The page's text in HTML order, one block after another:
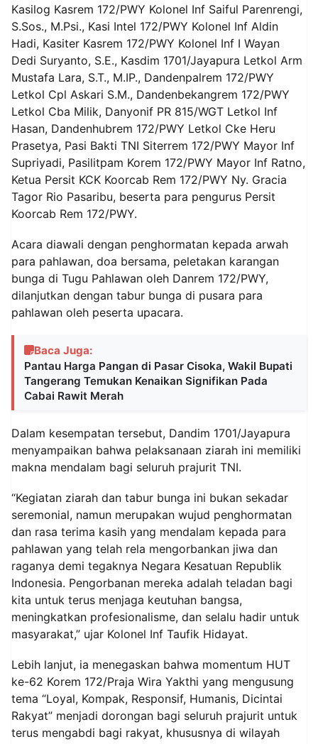
Kasilog Kasrem 172/PWY Kolonel Inf Saiful Parenrengi,
S.Sos., M.Psi., Kasi Intel 172/PWY Kolonel Inf Aldin
Hadi, Kasiter Kasrem 172/PWY Kolonel Inf I Wayan
Dedi Suryanto, S.E., Kasdim 1701/Jayapura Letkol Arm
Mustafa Lara, S.T., M.IP., Dandenpalrem 172/PWY
Letkol Cpl Askari S.M., Dandenbekangrem 172/PWY
Letkol Cba Milik, Danyonif PR 815/WGT Letkol Inf
Hasan, Dandenhubrem 172/PWY Letkol Cke Heru
Prasetya, Pasi Bakti TNI Siterrem 172/PWY Mayor Inf
Supriyadi, Pasilitpam Korem 172/PWY Mayor Inf Ratno,
Ketua Persit KCK Koorcab Rem 172/PWY Ny. Gracia
Tagor Rio Pasaribu, beserta para pengurus Persit
Koorcab Rem 172/PWY.
Acara diawali dengan penghormatan kepada arwah
para pahlawan, doa bersama, peletakan karangan
bunga di Tugu Pahlawan oleh Danrem 172/PWY,
dilanjutkan dengan tabur bunga di pusara para
pahlawan oleh peserta upacara.
Baca Juga:
Pantau Harga Pangan di Pasar Cisoka, Wakil Bupati
Tangerang Temukan Kenaikan Signifikan Pada
Cabai Rawit Merah
Dalam kesempatan tersebut, Dandim 1701/Jayapura
menyampaikan bahwa pelaksanaan ziarah ini memiliki
makna mendalam bagi seluruh prajurit TNI.
“Kegiatan ziarah dan tabur bunga ini bukan sekadar
seremonial, namun merupakan wujud penghormatan
dan rasa terima kasih yang mendalam kepada para
pahlawan yang telah rela mengorbankan jiwa dan
raganya demi tegaknya Negara Kesatuan Republik
Indonesia. Pengorbanan mereka adalah teladan bagi
kita untuk terus menjaga keutuhan bangsa,
meningkatkan profesionalisme, dan selalu hadir untuk
masyarakat,” ujar Kolonel Inf Taufik Hidayat.
Lebih lanjut, ia menegaskan bahwa momentum HUT
ke-62 Korem 172/Praja Wira Yakthi yang mengusung
tema “Loyal, Kompak, Responsif, Humanis, Dicintai
Rakyat” menjadi dorongan bagi seluruh prajurit untuk
terus mengabdi bagi rakyat, khususnya di wilayah